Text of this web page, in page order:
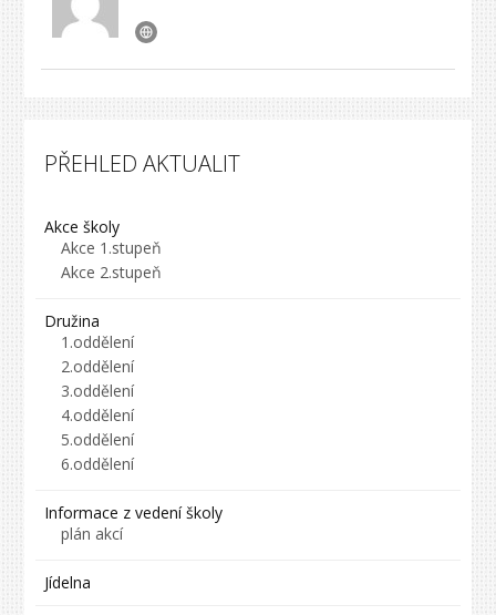
PŘEHLED AKTUALIT
Akce školy
Akce 1.stupeň
Akce 2.stupeň
Družina
1.oddělení
2.oddělení
3.oddělení
4.oddělení
5.oddělení
6.oddělení
Informace z vedení školy
plán akcí
Jídelna